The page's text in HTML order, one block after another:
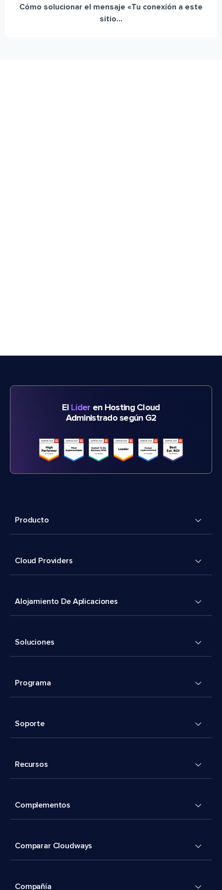
Cómo solucionar el mensaje «Tu conexión a este
sitio...
El Líder en Hosting Cloud
Administrado según G2
Producto
Cloud Providers
Alojamiento De Aplicaciones
Soluciones
Programa
Soporte
Recursos
Complementos
Comparar Cloudways
Compañía